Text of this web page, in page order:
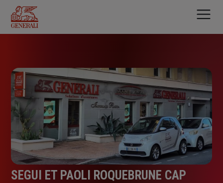
contenu
principal
SEGUI ET PAOLI ROQUEBRUNE CAP